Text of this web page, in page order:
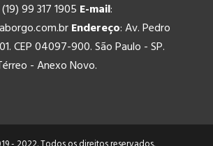
99 317 1905 E-mail:
Endereço: Av. Pedro
CEP 04097-900. São Paulo - SP.
- Anexo Novo.